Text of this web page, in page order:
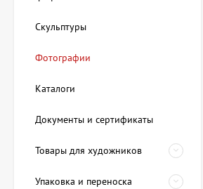
Скульптуры
Фотографии
Каталоги
Документы и сертификаты
Товары для художников
Упаковка и переноска